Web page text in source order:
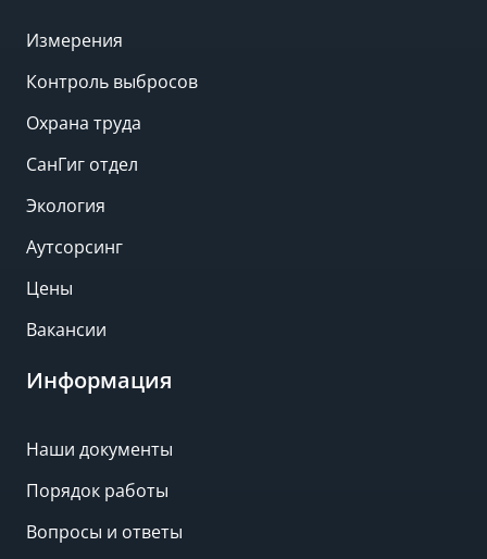
Измерения
Контроль выбросов
Охрана труда
СанГиг отдел
Экология
Аутсорсинг
Цены
Вакансии
Информация
Наши документы
Порядок работы
Вопросы и ответы